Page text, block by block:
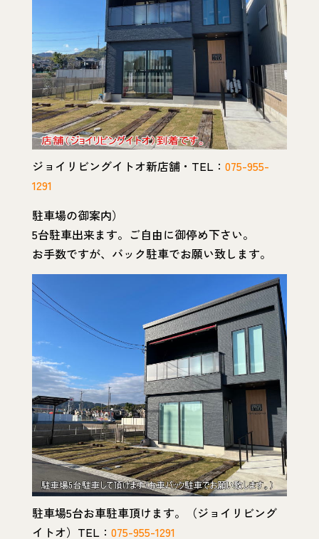
ジョイリビングイトオ新店舗・TEL： 075-955-
1291
駐車場の御案内）
5台駐車出来ます。ご自由に御停め下さい。
お手数ですが、バック駐車でお願い致します。
駐車場5台お車駐車頂けます。（ジョイリビング
イトオ）TEL： 075-955-1291